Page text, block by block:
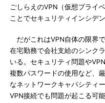
ごしらえのVPN（仮想プライ
ことでセキュリティインシデ
だがこれはVPN自体の限界
在宅勤務で会社支給のシンク
いる。セキュリティ問題や
複数パスワードの使用など、
なネットワークキャパシティ
VPN接続でも問題が起こる可能